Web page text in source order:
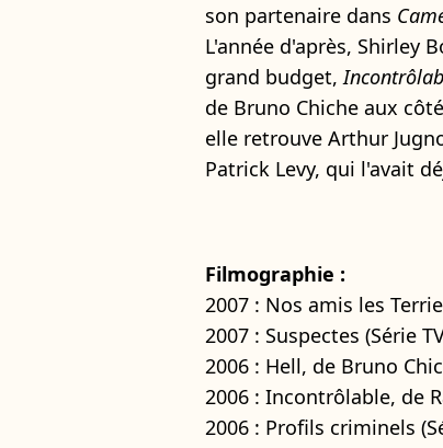
son partenaire dans
L'année d'après, Shirley
grand budget,
de Bruno Chiche aux
elle retrouve Arthur
Patrick Levy, qui l'avait
Filmographie :
2007 : Nos amis les
2007 : Suspectes (Série
2006 : Hell, de Bruno
2006 : Incontrôlable, de
2006 : Profils criminels